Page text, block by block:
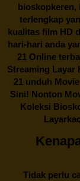
bioskopkeren,
terlengkap
kualitas film HD
hari-hari anda
21 Online
Streaming Layar
21 unduh
Sini! Nonton
Koleksi
Tidak perlu